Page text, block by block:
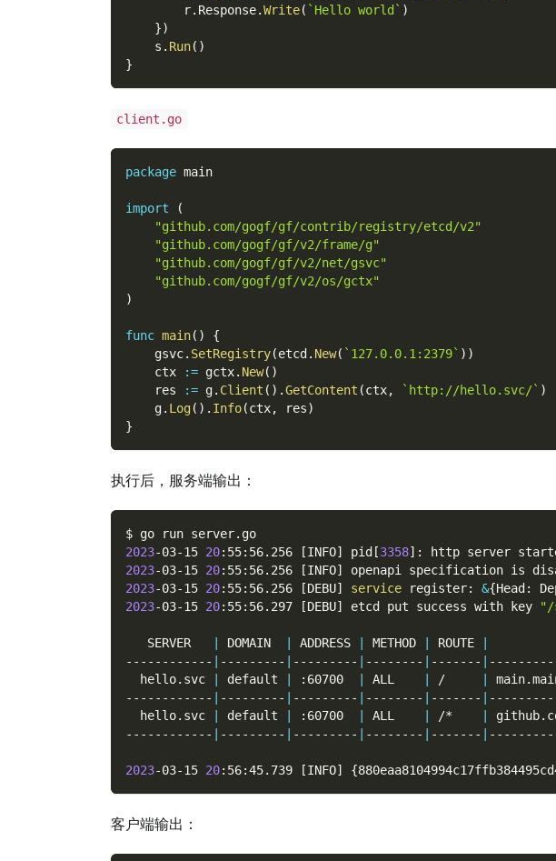
        r
. Response.Write( `Hello world` )
})
    s
. Run( )
}
client.go
package main
import
(
"github.com/gogf/gf/contrib/registry/etcd/v2"
"github.com/gogf/gf/v2/frame/g"
"github.com/gogf/gf/v2/net/gsvc"
"github.com/gogf/gf/v2/os/gctx"
)
func main( )
{
    gsvc
. SetRegistry(etcd . New( `127.0.0.1:2379` ) )
    ctx
:= gctx. New( )
    res
:= g. Client ( ) .GetContent (ctx, `http://hello.svc/` )
    g
. Log( ) . Info(ctx, res)
}
执行后，服务端输出：
$ go run server.go
2023-03-15 20:55:56.256 [INFO] pid [3358] : http server
2023-03-15 20:55:56.256 [INFO]
openapi specification is
2023-03-15 20:55:56.256 [DEBU] service register: &{Head:
2023-03-15 20:55:56.297 [DEBU] etcd put success with key "/
   SERVER
DOMAIN ADDRESS METHOD ROUTE
------------
--------- --------- -------- -------
  hello.svc
default :60700 ALL /
------------
--------- --------- -------- -------
  hello.svc
default :60700 ALL /*
------------
--------- --------- -------- -------
2023-03-15 20:56:45.739 [INFO] {
客户端输出：